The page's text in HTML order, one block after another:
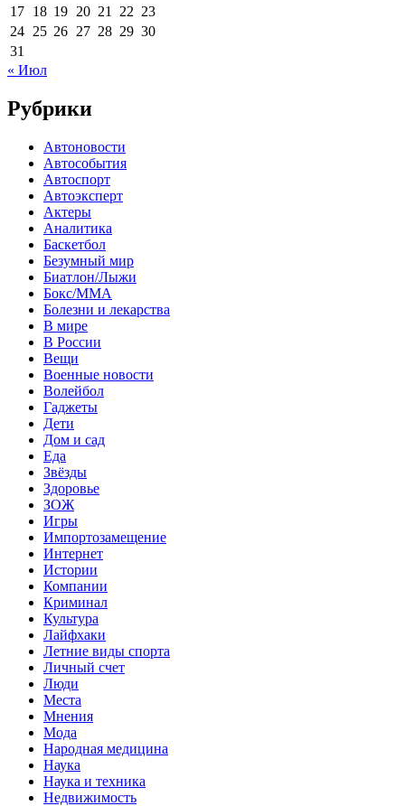
17 18 19 20 21 22 23
24 25 26 27 28 29 30
31
« Июл
Рубрики
Автоновости
Автособытия
Автоспорт
Автоэксперт
Актеры
Аналитика
Баскетбол
Безумный мир
Биатлон/Лыжи
Бокс/MMA
Болезни и лекарства
В мире
В России
Вещи
Военные новости
Волейбол
Гаджеты
Дети
Дом и сад
Еда
Звёзды
Здоровье
ЗОЖ
Игры
Импортозамещение
Интернет
Истории
Компании
Криминал
Культура
Лайфхаки
Летние виды спорта
Личный счет
Люди
Места
Мнения
Мода
Народная медицина
Наука
Наука и техника
Недвижимость